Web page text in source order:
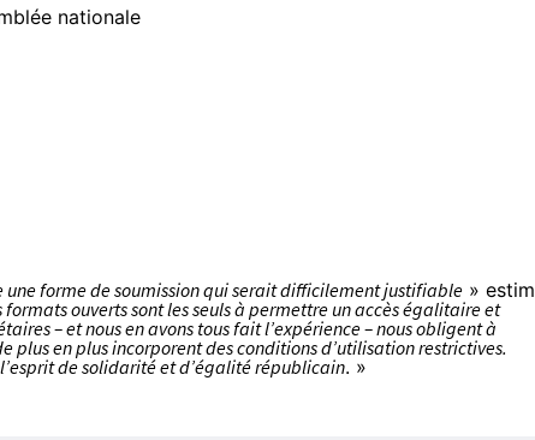
une forme de soumission qui serait difficilement justifiable »
formats ouverts sont les seuls à permettre un accès égalitaire et
– et nous en avons tous fait l’expérience – nous obligent à
en plus incorporent des conditions d’utilisation restrictives.
de solidarité et d’égalité républicain. »